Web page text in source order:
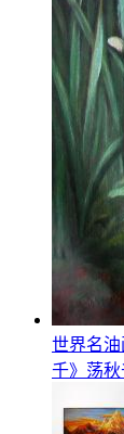
世界名油
千》荡